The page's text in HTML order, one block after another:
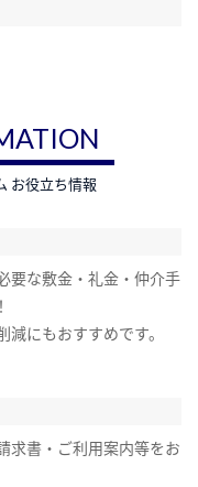
お役立ち情報
要な敷金・礼金・仲介手
にもおすすめです。
求書・ご利用案内等をお